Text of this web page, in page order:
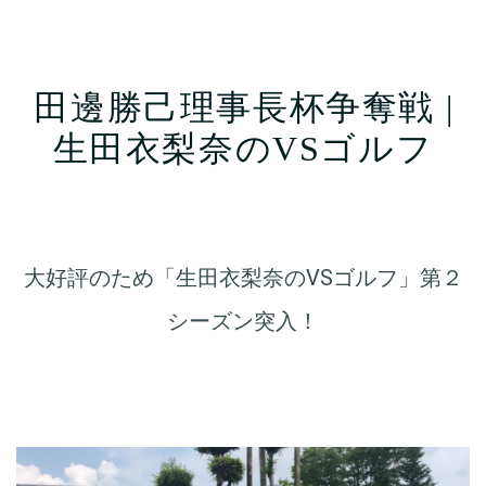
田邊勝己理事長杯争奪戦 |
生田衣梨奈のVSゴルフ
大好評のため「生田衣梨奈のVSゴルフ」第２
シーズン突入！